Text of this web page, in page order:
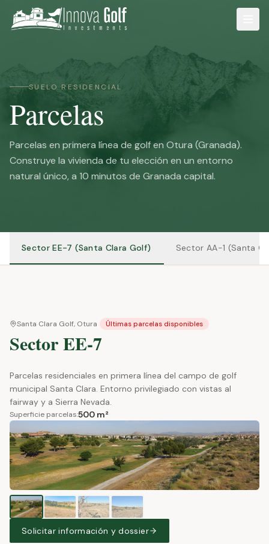
SUELO RESIDENCIAL
Parcelas
Parcelas en primera línea de golf en Otura (Granada).
Construye la vivienda de tu elección en un entorno
natural único, a 10 minutos de Granada capital.
Sector EE-7 (Santa Clara Golf) Sector AA-1 (Santa
Santa Clara Golf, Otura Últimas parcelas disponibles
Sector EE-7
Parcelas residenciales en primera línea del campo de golf
municipal Santa Clara. Entorno privilegiado con vistas al
fairway y a Sierra Nevada.
Superficie parcelas:500 m²
Solicitar información y dossier